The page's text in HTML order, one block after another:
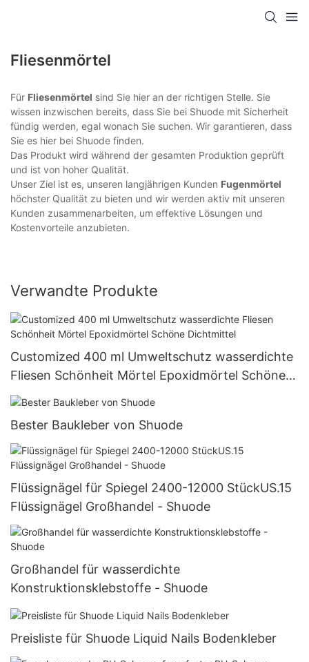
Fliesenmörtel
Für Fliesenmörtel sind Sie hier an der richtigen Stelle. Sie
wissen inzwischen bereits, dass Sie bei Shuode mit Sicherheit
fündig werden, egal wonach Sie suchen. Wir garantieren, dass
Sie es hier bei Shuode finden.
Das Produkt wird während der gesamten Produktion geprüft
und ist von hoher Qualität.
Unser Ziel ist es, unseren langjährigen Kunden Fugenmörtel
höchster Qualität zu bieten und wir werden aktiv mit unseren
Kunden zusammenarbeiten, um effektive Lösungen und
Kostenvorteile anzubieten.
Verwandte Produkte
Customized 400 ml Umweltschutz wasserdichte
Fliesen Schönheit Mörtel Epoxidmörtel Schöne
Dichtmittel
Bester Baukleber von Shuode
Flüssignägel für Spiegel 2400-12000 StückUS.15
Flüssignägel Großhandel - Shuode
Großhandel für wasserdichte
Konstruktionsklebstoffe - Shuode
Preisliste für Shuode Liquid Nails Bodenkleber